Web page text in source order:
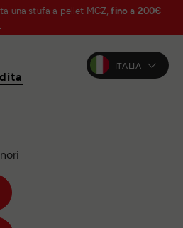
una stufa a pellet MCZ, fino a 200€
ITALIA